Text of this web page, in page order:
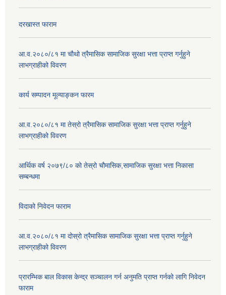
दरखास्त फाराम
आ.व.२०८०/८१ मा चौथो त्रैमासिक सामाजिक सुरक्षा भत्ता प्राप्त गर्नुहुने
लाभग्राहीको विवरण
कार्य सम्पादन मूल्याङ्कन फारम
आ.व.२०८०/८१ मा तेस्रो त्रैमासिक सामाजिक सुरक्षा भत्ता प्राप्त गर्नुहुने
लाभग्राहीको विवरण
आर्थिक वर्ष २०७९/८० को तेस्रो चौमासिक,सामाजिक सुरक्षा भत्ता निकासा
सम्बन्धमा
विदाको निवेदन फाराम
आ.व.२०८०/८१ मा दोस्रो त्रैमासिक सामाजिक सुरक्षा भत्ता प्राप्त गर्नुहुने
लाभग्राहीको विवरण
प्रारम्भिक बाल विकास केन्द्र सञ्चालन गर्न अनुमति प्राप्त गर्नको लागि निवेदन
फाराम